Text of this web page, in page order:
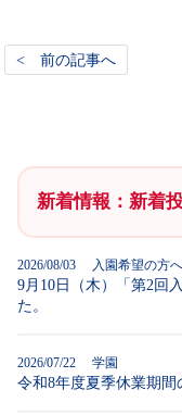
< 前の記事へ
新着情報：新着
2026/08/03 入園希望の方へ
9月10日（木）「第2回
た。
2026/07/22 学園
令和8年度夏季休業期間